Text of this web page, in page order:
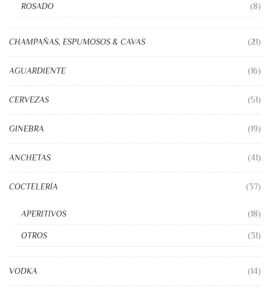
ROSADO (8)
CHAMPAÑAS, ESPUMOSOS & CAVAS (21)
AGUARDIENTE (16)
CERVEZAS (51)
GINEBRA (19)
ANCHETAS (41)
COCTELERÍA (37)
APERITIVOS (18)
OTROS (31)
VODKA (14)